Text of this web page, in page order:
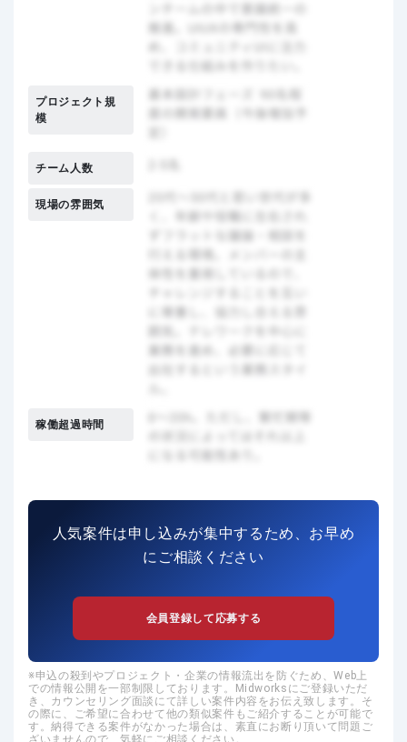
プロジェクト規
模
チーム人数
現場の雰囲気
稼働超過時間
人気案件は申し込みが集中するため、お早め
にご相談ください
会員登録して応募する
申込の殺到やプロジェクト・企業の情報流出を防ぐため、Web上
での情報公開を一部制限しております。Midworksにご登録いただ
き、カウンセリング面談にて詳しい案件内容をお伝え致します。そ
の際に、ご希望に合わせて他の類似案件もご紹介することが可能で
す。納得できる案件がなかった場合は、素直にお断り頂いて問題ご
ざいませんので、気軽にご相談ください。